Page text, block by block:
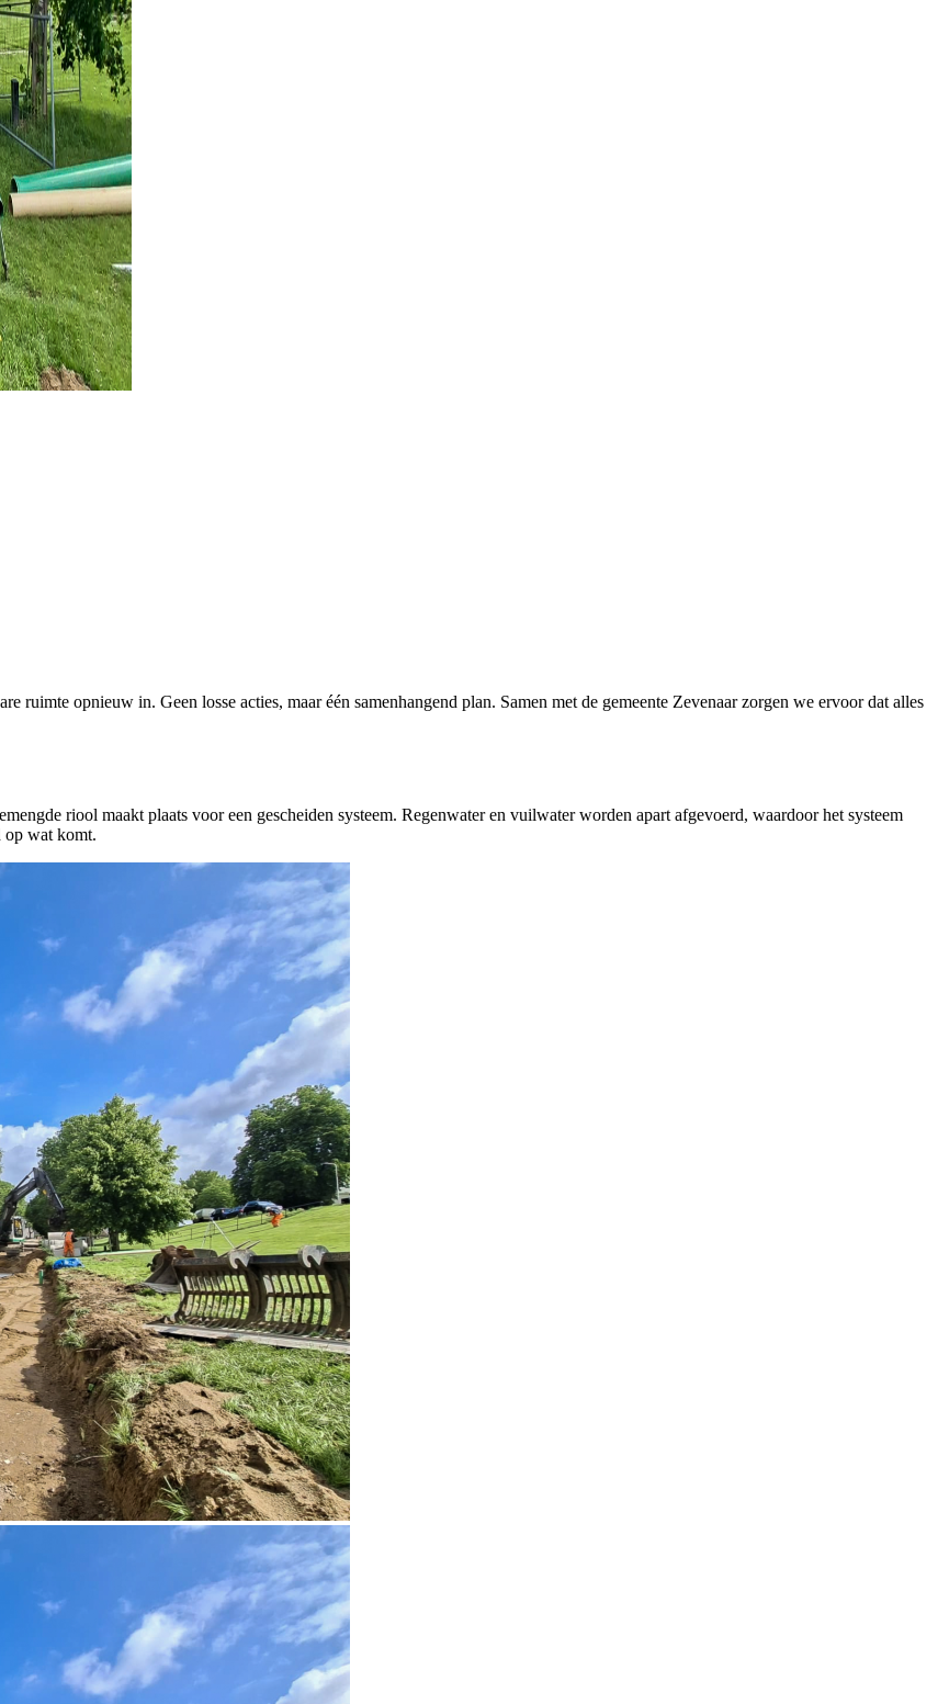
ruimte opnieuw in. Geen losse acties, maar één samenhangend plan. Samen met de gemeente Zevenaar zorgen we ervoor dat alles
riool maakt plaats voor een gescheiden systeem. Regenwater en vuilwater worden apart afgevoerd, waardoor het systeem
op wat komt.